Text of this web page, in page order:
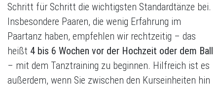
Schritt für Schritt die wichtigsten Standardtänze bei.
Insbesondere Paaren, die wenig Erfahrung im
Paartanz haben, empfehlen wir rechtzeitig – das
heißt 4 bis 6 Wochen vor der Hochzeit oder dem Ball
– mit dem Tanztraining zu beginnen. Hilfreich ist es
außerdem, wenn Sie zwischen den Kurseinheiten hin